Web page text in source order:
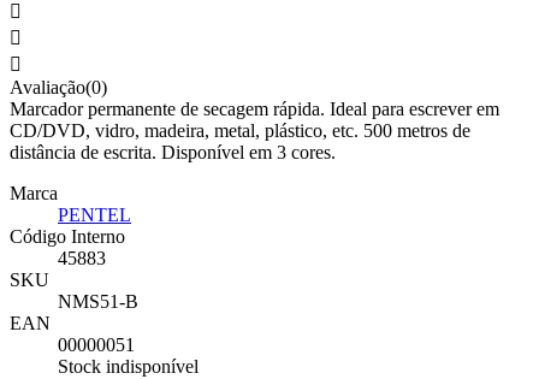



Avaliação(0)
Marcador permanente de secagem rápida. Ideal para escrever em
CD/DVD, vidro, madeira, metal, plástico, etc. 500 metros de
distância de escrita. Disponível em 3 cores.
Marca
PENTEL
Código Interno
45883
SKU
NMS51-B
EAN
00000051
Stock indisponível